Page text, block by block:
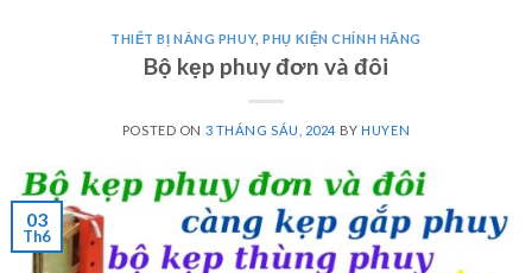
THIẾT BỊ NÂNG PHUY,PHỤ KIỆN CHÍNH HÃNG
Bộ kẹp phuy đơn và đôi
POSTED ON 3 THÁNG SÁU, 2024 BYHUYEN
03
Th6